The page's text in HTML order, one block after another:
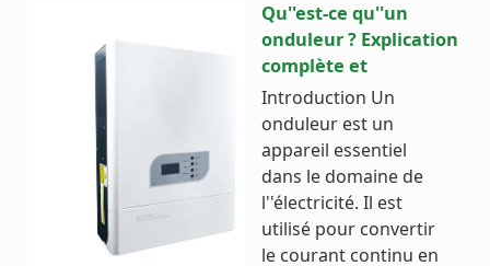
Qu''est-ce qu''un
onduleur ? Explication
complète et
Introduction Un
onduleur est un
appareil essentiel
dans le domaine de
l''électricité. Il est
utilisé pour convertir
le courant continu en